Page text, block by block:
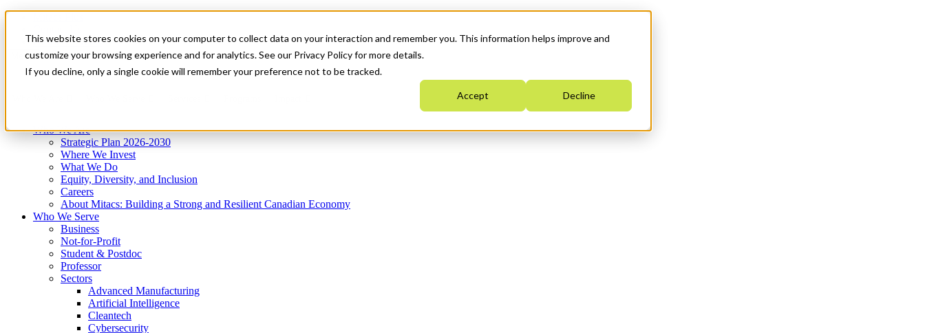
This website stores cookies on your computer to collect data on your interaction and remember you. This information helps improve and
customize your browsing experience and for analytics. See our Privacy Policy for more details.
If you decline, only a single cookie will remember your preference not to be tracked.
Accept Decline
News & Events
Get Started
Menu
Who We Are
Strategic Plan 2026-2030
Where We Invest
What We Do
Equity, Diversity, and Inclusion
Careers
About Mitacs: Building a Strong and Resilient Canadian Economy
Who We Serve
Business
Not-for-Profit
Student & Postdoc
Professor
Sectors
Advanced Manufacturing
Artificial Intelligence
Cleantech
Cybersecurity